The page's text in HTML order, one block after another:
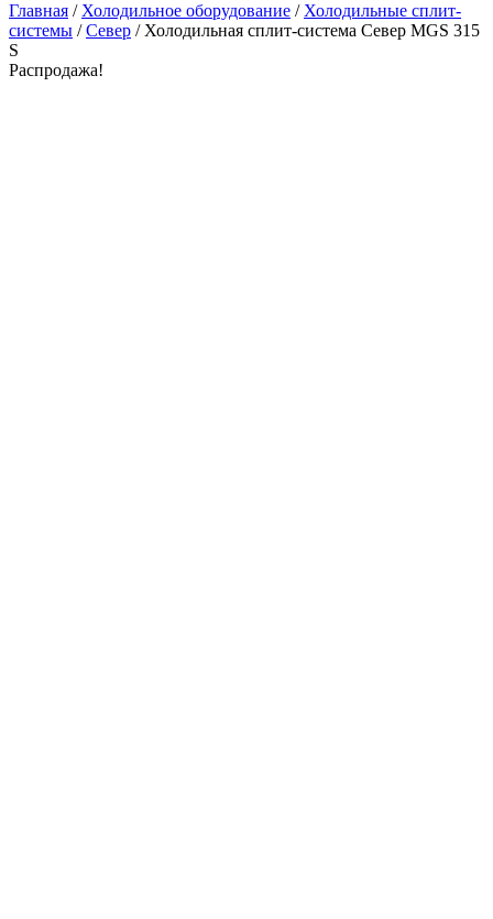
Главная /Холодильное оборудование /Холодильные сплит-
системы /Север / Холодильная сплит-система Север MGS 315
S
Распродажа!